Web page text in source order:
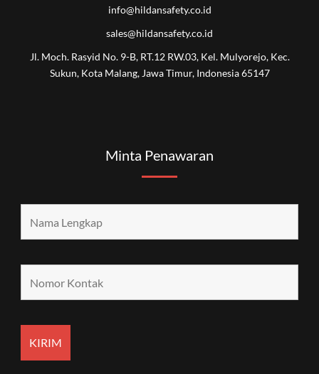
info@hildansafety.co.id
sales@hildansafety.co.id
Jl. Moch. Rasyid No. 9-B, RT.12 RW.03, Kel. Mulyorejo, Kec.
Sukun, Kota Malang, Jawa Timur, Indonesia 65147
Minta Penawaran